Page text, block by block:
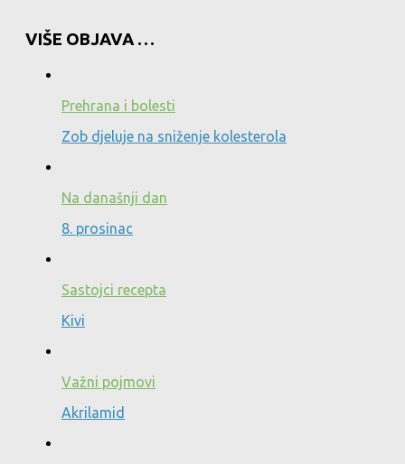
VIŠE OBJAVA …
Prehrana i bolesti
Zob djeluje na sniženje kolesterola
Na današnji dan
8. prosinac
Sastojci recepta
Kivi
Važni pojmovi
Akrilamid